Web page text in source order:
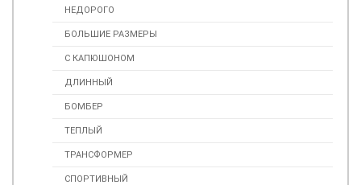
НЕДОРОГО
БОЛЬШИЕ РАЗМЕРЫ
С КАПЮШОНОМ
ДЛИННЫЙ
БОМБЕР
ТЕПЛЫЙ
ТРАНСФОРМЕР
СПОРТИВНЫЙ